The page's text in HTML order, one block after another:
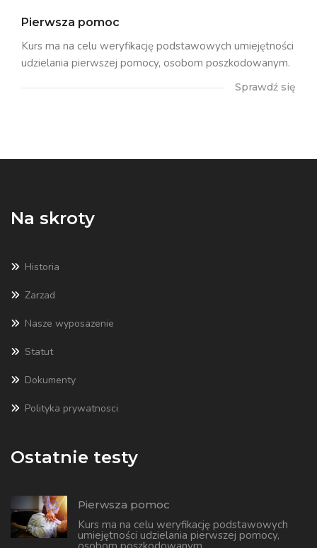
Pierwsza pomoc
Kurs ma na celu weryfikację podstawowych umiejętności
udzielania pierwszej pomocy, osobom poszkodowanym.
Sprawdź się
Na skroty
Historia
Zarzad
Nasze wyposazenie
Statut
Dokumenty
Polityka prywatnosci
Ostatnie testy
Pierwsza pomoc
Kurs ma na celu weryfikację podstawowych
umiejętności udzielania pierwszej pomocy,